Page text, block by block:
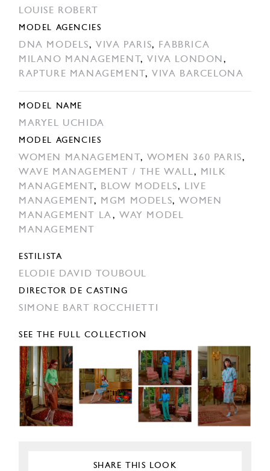
LOUISE ROBERT
MODEL AGENCIES
DNA MODELS,VIVA PARIS,
FABBRICA
MILANO MANAGEMENT,VIVA LONDON,
RAPTURE MANAGEMENT ,VIVA BARCELONA
MODEL NAME
MARYEL UCHIDA
MODEL AGENCIES
WOMEN MANAGEMENT , WOMEN 360 PARIS,
WAVE MANAGEMENT / THE WALL,
MILK
MANAGEMENT , BLOW MODELS,
LIVE
MANAGEMENT , MGM MODELS,WOMEN
MANAGEMENT LA,WAY MODEL
MANAGEMENT
ESTILISTA
ELODIE DAVID TOUBOUL
DIRECTOR DE CASTING
SIMONE BART ROCCHIETTI
SEE THE FULL COLLECTION
SHARE THIS LOOK